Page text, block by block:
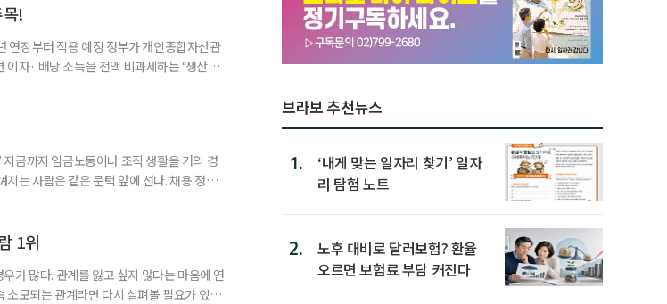
지만, 실제 이혼해 주거와 생계를 분
목!
장부터 적용 예정 정부가 개인종합자산관
자· 배당 소득을 전액 비과세하는 ‘생산적
행된다면 법 시행 전 본
금까지 임금노동이나 조직 생활을 거의 경
는 사람은 같은 문턱 앞에 선다. 채용 정보를
력개발원 선임연구위
1위
가 많다. 관계를 잃고 싶지 않다는 마음에 연
모되는 관계라면 다시 살펴볼 필요가 있다.
브라보 추천뉴스
1.
‘내게 맞는 일자리 찾기’ 일자
리 탐험 노트
2.
노후 대비로 달러보험? 환율
오르면 보험료 부담 커진다